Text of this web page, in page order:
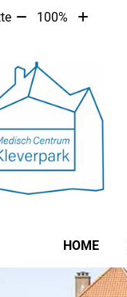
Tekst
10%
100%
Tekst
HOME